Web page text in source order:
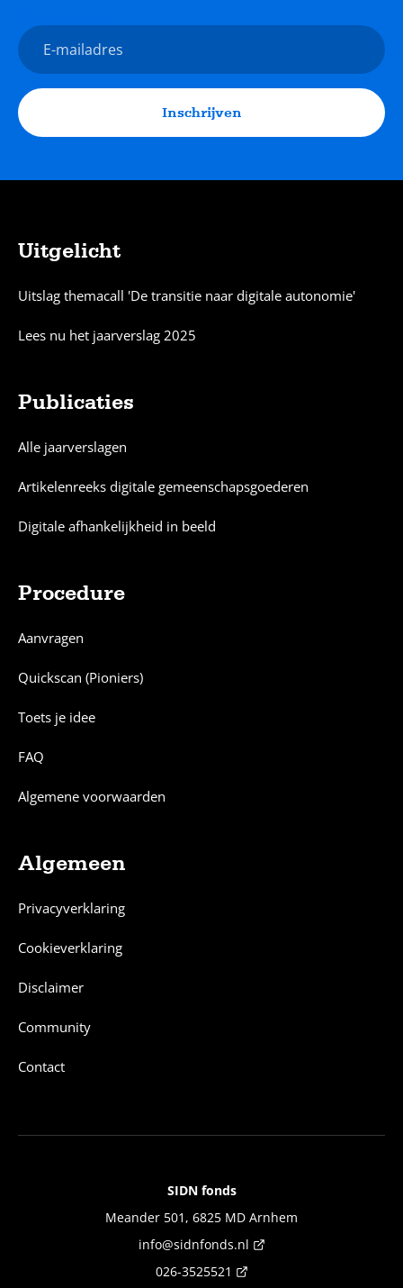
E-
mailadres
Inschrijven
Uitgelicht
Uitslag themacall 'De transitie naar digitale autonomie'
Lees nu het jaarverslag 2025
Publicaties
Alle jaarverslagen
Artikelenreeks digitale gemeenschapsgoederen
Digitale afhankelijkheid in beeld
Procedure
Aanvragen
Quickscan (Pioniers)
Toets je idee
FAQ
Algemene voorwaarden
Algemeen
Privacyverklaring
Cookieverklaring
Disclaimer
Community
Contact
SIDN fonds
Meander 501, 6825 MD Arnhem
info@sidnfonds.nl
026-3525521